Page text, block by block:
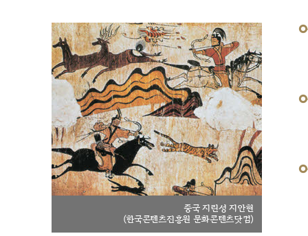
중국 지린성 지안현
(한국콘텐츠진흥원 문화콘텐츠닷컴)